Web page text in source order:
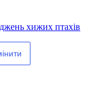
хижих птахів